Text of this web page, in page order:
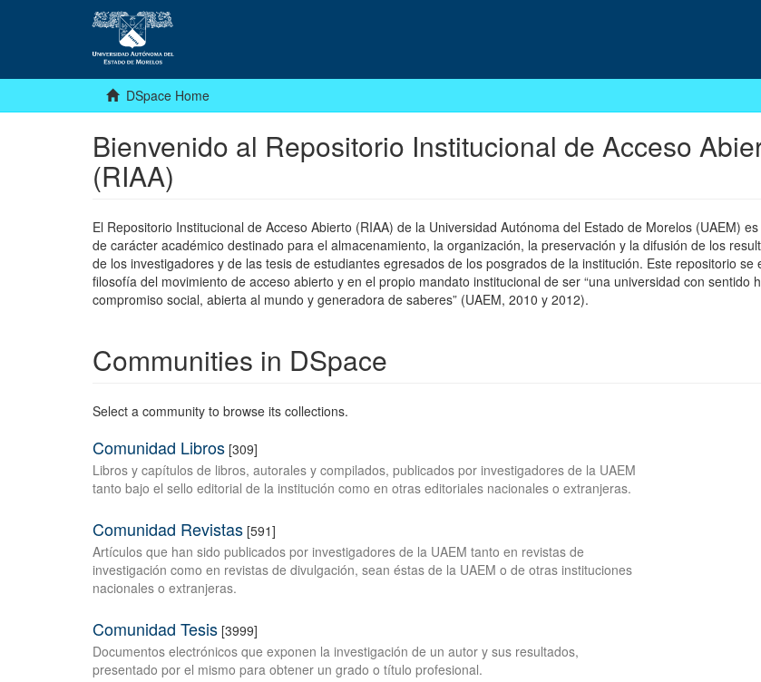
DSpace Home
Bienvenido al Repositorio Institucional de Acceso
(RIAA)
El Repositorio Institucional de Acceso Abierto (RIAA) de la Universidad Autónoma del Estado de Morelos (UAEM)
de carácter académico destinado para el almacenamiento, la organización, la preservación y la difusión de los
de los investigadores y de las tesis de estudiantes egresados de los posgrados de la institución. Este repositorio se
filosofía del movimiento de acceso abierto y en el propio mandato institucional de ser “una universidad con sentido
compromiso social, abierta al mundo y generadora de saberes” (UAEM, 2010 y 2012).
Communities in DSpace
Select a community to browse its collections.
Comunidad Libros [309]
Libros y capítulos de libros, autorales y compilados, publicados por investigadores de la UAEM
tanto bajo el sello editorial de la institución como en otras editoriales nacionales o extranjeras.
Comunidad Revistas [591]
Artículos que han sido publicados por investigadores de la UAEM tanto en revistas de
investigación como en revistas de divulgación, sean éstas de la UAEM o de otras instituciones
nacionales o extranjeras.
Comunidad Tesis [3999]
Documentos electrónicos que exponen la investigación de un autor y sus resultados,
presentado por el mismo para obtener un grado o título profesional.